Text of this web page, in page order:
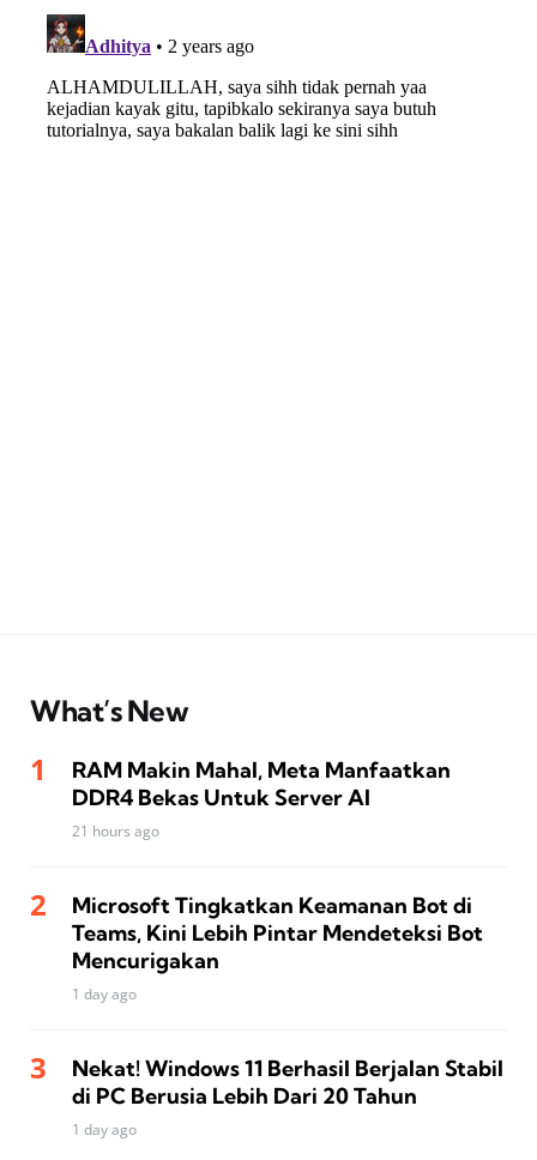
What’s New
RAM Makin Mahal, Meta Manfaatkan
DDR4 Bekas Untuk Server AI
21 hours ago
Microsoft Tingkatkan Keamanan Bot di
Teams, Kini Lebih Pintar Mendeteksi Bot
Mencurigakan
1 day ago
Nekat! Windows 11 Berhasil Berjalan Stabil
di PC Berusia Lebih Dari 20 Tahun
1 day ago